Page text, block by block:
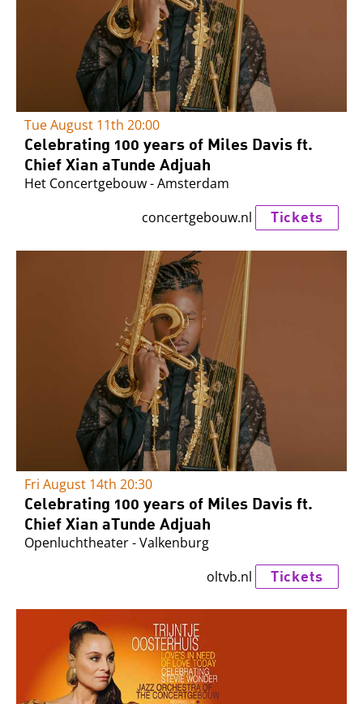
Tue August 11th 20:00
Celebrating 100 years of Miles Davis ft.
Chief Xian aTunde Adjuah
Het Concertgebouw - Amsterdam
concertgebouw.nl
Tickets
Fri August 14th 20:30
Celebrating 100 years of Miles Davis ft.
Chief Xian aTunde Adjuah
Openluchtheater - Valkenburg
oltvb.nl
Tickets